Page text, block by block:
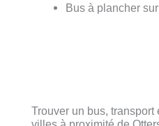
Bus à plancher
Trouver un bus,